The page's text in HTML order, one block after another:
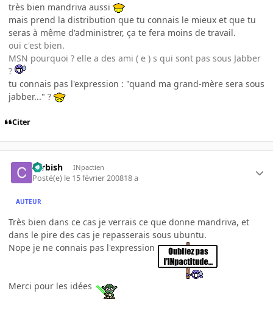
très bien mandriva aussi
mais prend la distribution que tu connais le mieux et que tu
seras à même d'administrer, ça te fera moins de travail.
oui c'est bien.
MSN pourquoi ? elle a des ami ( e ) s qui sont pas sous Jabber
?
tu connais pas l'expression : "quand ma grand-mère sera sous
jabber..." ?
Citer
carbish INpactien
Posté(e) le 15 février 200818 a
AUTEUR
Très bien dans ce cas je verrais ce que donne mandriva, et
dans le pire des cas je repasserais sous ubuntu.
Nope je ne connais pas l'expression
Merci pour les idées